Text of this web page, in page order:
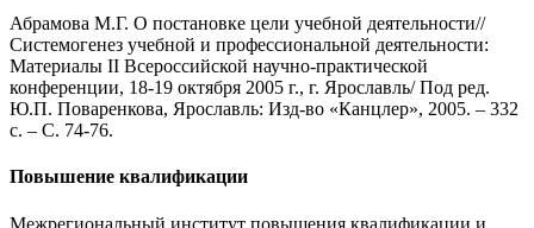
Абрамова М.Г. О постановке цели учебной деятельности//
Системогенез учебной и профессиональной деятельности:
Материалы II Всероссийской научно-практической
конференции, 18-19 октября 2005 г., г. Ярославль/ Под ред.
Ю.П. Поваренкова, Ярославль: Изд-во «Канцлер», 2005. – 332
с. – С. 74-76.
Повышение квалификации
Межрегиональный институт повышения квалификации и